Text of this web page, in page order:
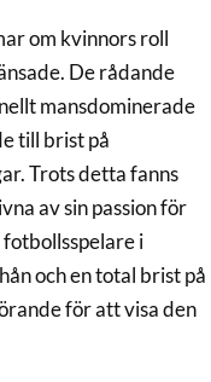
om kvinnors roll
De rådande
mansdominerade
till brist på
Trots detta fanns
av sin passion för
i
och en total brist på
för att visa den